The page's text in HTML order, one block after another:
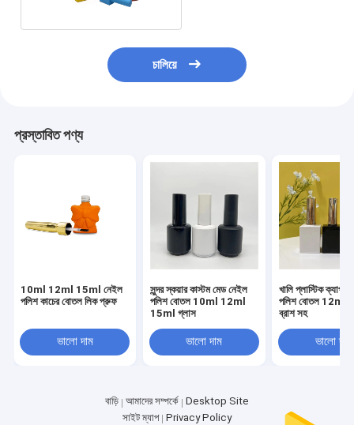
চালিয়ে
প্রস্তাবিত পণ্য
10ml 12ml 15ml নেইল
পলিশ কাচের বোতল লিক প্রুফ
ভালো দাম
সুন্দর স্কয়ার কাস্টম মেড নেইল
পলিশ বোতল 10ml 12ml
15ml গ্লাস
ভালো দাম
খালি প্লাস্টিক ক্যাপ
পলিশ বোতল 12ml
ব্রাশ সহ
ভালো দাম
বাড়ি আমাদের সম্পর্কে
Desktop Site
সাইট ম্যাপ
Privacy Policy